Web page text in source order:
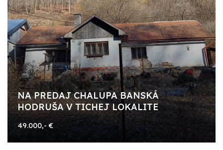
NA PREDAJ CHALUPA BANSKÁ
HODRUŠA V TICHEJ LOKALITE
49.000,- €